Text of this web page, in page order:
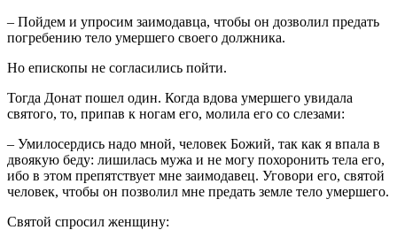
– Пойдем и упросим заимодавца, чтобы он дозволил предать
погребению тело умершего своего должника.
Но епископы не согласились пойти.
Тогда Донат пошел один. Когда вдова умершего увидала
святого, то, припав к ногам его, молила его со слезами:
– Умилосердись надо мной, человек Божий, так как я впала в
двоякую беду: лишилась мужа и не могу похоронить тела его,
ибо в этом препятствует мне заимодавец. Уговори его, святой
человек, чтобы он позволил мне предать земле тело умершего.
Святой спросил женщину: